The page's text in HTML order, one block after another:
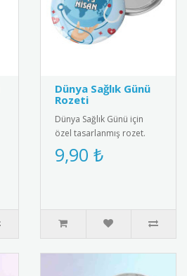
Dünya Sağlık Günü
Rozeti
Dünya Sağlık Günü için
özel tasarlanmış rozet.
Sağlıklı yaşam bilincini
yaymak için ideal
9,90 ₺